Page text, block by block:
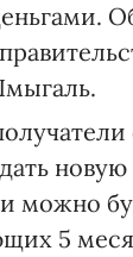
новую
можно
5